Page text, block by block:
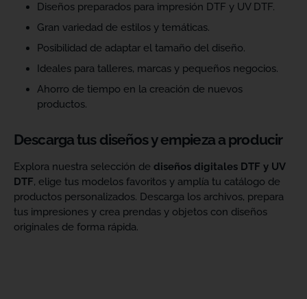
Diseños preparados para impresión DTF y UV DTF.
Gran variedad de estilos y temáticas.
Posibilidad de adaptar el tamaño del diseño.
Ideales para talleres, marcas y pequeños negocios.
Ahorro de tiempo en la creación de nuevos
productos.
Descarga tus diseños y empieza a producir
Explora nuestra selección de diseños digitales DTF y UV
DTF, elige tus modelos favoritos y amplía tu catálogo de
productos personalizados. Descarga los archivos, prepara
tus impresiones y crea prendas y objetos con diseños
originales de forma rápida.